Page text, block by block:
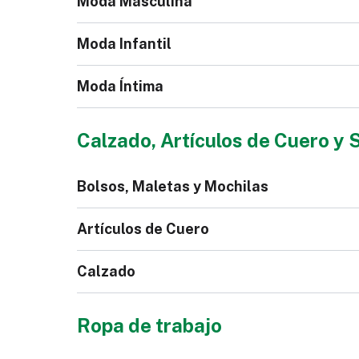
Chaqueta Jeans para
Polo de Hombre
Moda Infantil
Mono para Niños
Moda Íntima
Calzoncillos
Calzado, Artículos de Cuero y
Bolsos, Maletas y Mochilas
Bolso
Artículos de Cuero
Calzado
Ropa de trabajo